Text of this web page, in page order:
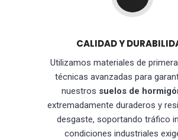
CALIDAD Y
Utilizamos materiales de
técnicas avanzadas para
nuestros suelos de
extremadamente duraderos y
desgaste, soportando tráfico
condiciones industriales